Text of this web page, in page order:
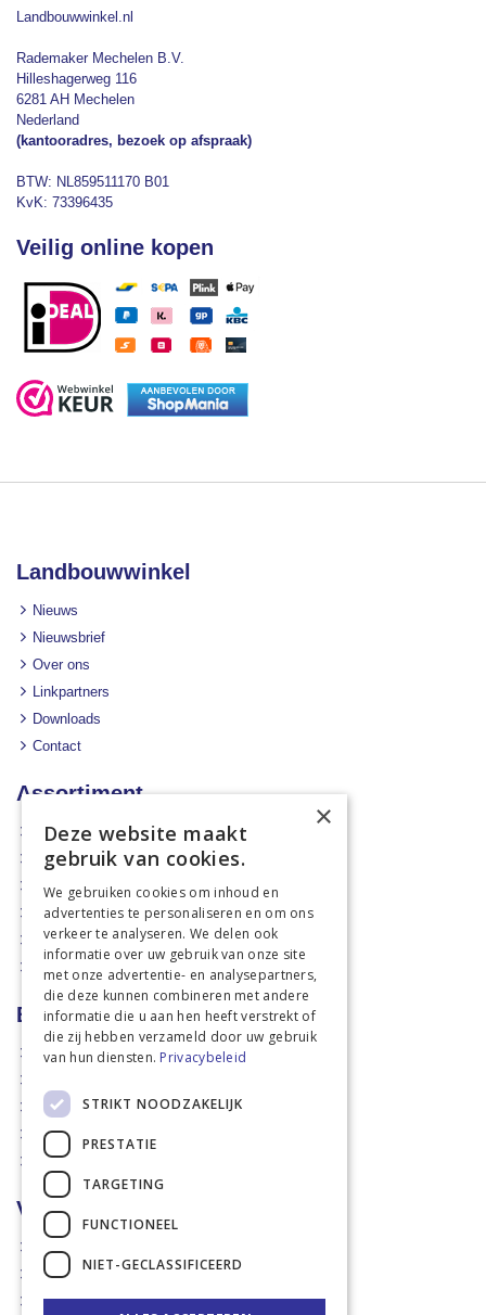
Landbouwwinkel.nl
Rademaker Mechelen B.V.
Hilleshagerweg 116
6281 AH Mechelen
Nederland
(kantooradres, bezoek op afspraak)
BTW: NL859511170 B01
KvK: 73396435
Veilig online kopen
Landbouwwinkel
Nieuws
Nieuwsbrief
Over ons
Linkpartners
Downloads
Contact
Assortiment
Aanbiedingen
Mechanisatie
Stal & Erf
Weidetechniek
Dierbenodigdheden
Actiefolders
Betalen en verzenden
Hoe bestellen?
Afhaalmogelijkheden
Verzendkosten
Retouren
Voorwaarden
Privacy policy & Cookies
Algemene voorwaarden
×
Deze website maakt
gebruik van cookies.
We gebruiken cookies om inhoud en
advertenties te personaliseren en om ons
verkeer te analyseren. We delen ook
informatie over uw gebruik van onze site
met onze advertentie- en analysepartners,
die deze kunnen combineren met andere
informatie die u aan hen heeft verstrekt of
die zij hebben verzameld door uw gebruik
van hun diensten. Privacybeleid
STRIKT NOODZAKELIJK
PRESTATIE
TARGETING
FUNCTIONEEL
NIET-GECLASSIFICEERD